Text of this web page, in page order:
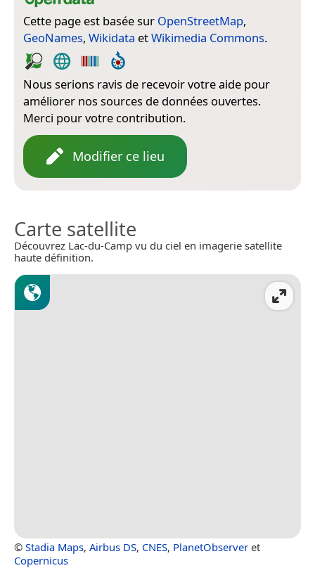
Cette page est basée sur OpenStreetMap,
GeoNames, Wikidata etWikimedia Commons.
Nous serions ravis de recevoir votre aide pour
améliorer nos sources de données ouvertes.
Merci pour votre contribution.
Modifier ce lieu
Carte satellite
Découvrez Lac-du-Camp vu du ciel en imagerie satellite
haute définition.
© Stadia Maps, Airbus DS, CNES, PlanetObserver et
Copernicus